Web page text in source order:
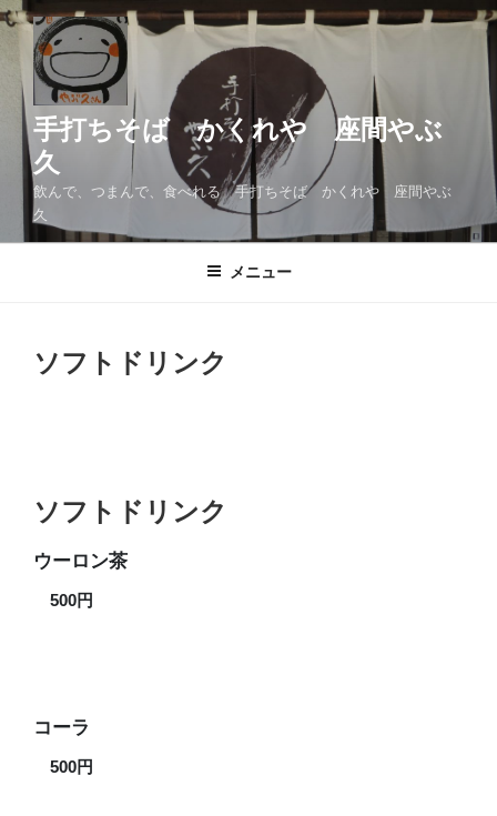
コ
手打ちそば かくれや 座間やぶ
久
飲んで、つまんで、食べれる 手打ちそば かくれや 座間やぶ
久
メニュー
ソフトドリンク
ソフトドリンク
ウーロン茶
500円
コーラ
500円